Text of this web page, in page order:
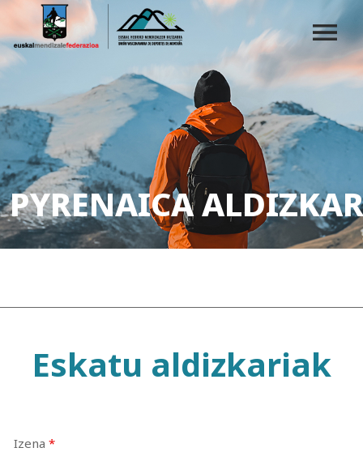
PYRENAICA
Eskatu aldizkariak
Izena *